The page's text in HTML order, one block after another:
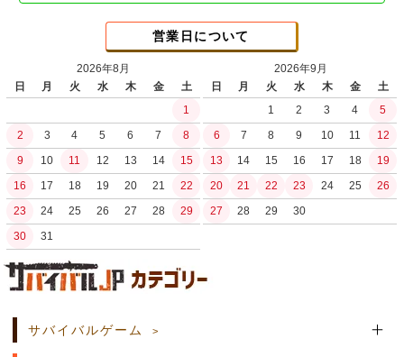
営業日について
2026年8月
日
月 火 水 木 金
土
1
2
3 4 5 6 7
8
9
10 11 12 13 14
15
16
17 18 19 20 21
22
23
24 25 26 27 28
29
30
31
2026年9月
日
月 火 水 木 金
土
1
2 3 4
5
6
7 8 9 10 11
12
13
14 15 16 17 18
19
20
21 22 23 24 25
26
27
28 29 30
土日祝日の商品発送はございません。
サバイバルゲーム